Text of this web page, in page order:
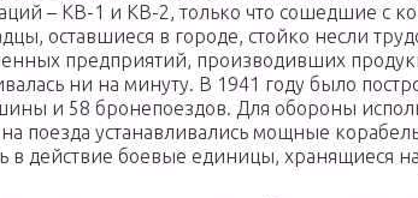
– КВ-1 и КВ-2, только что сошедшие с
оставшиеся в городе, стойко несли
предприятий, производивших
ни на минуту. В 1941 году было
и 58 бронепоездов. Для обороны
на поезда устанавливались мощные
в действие боевые единицы, хранящиеся